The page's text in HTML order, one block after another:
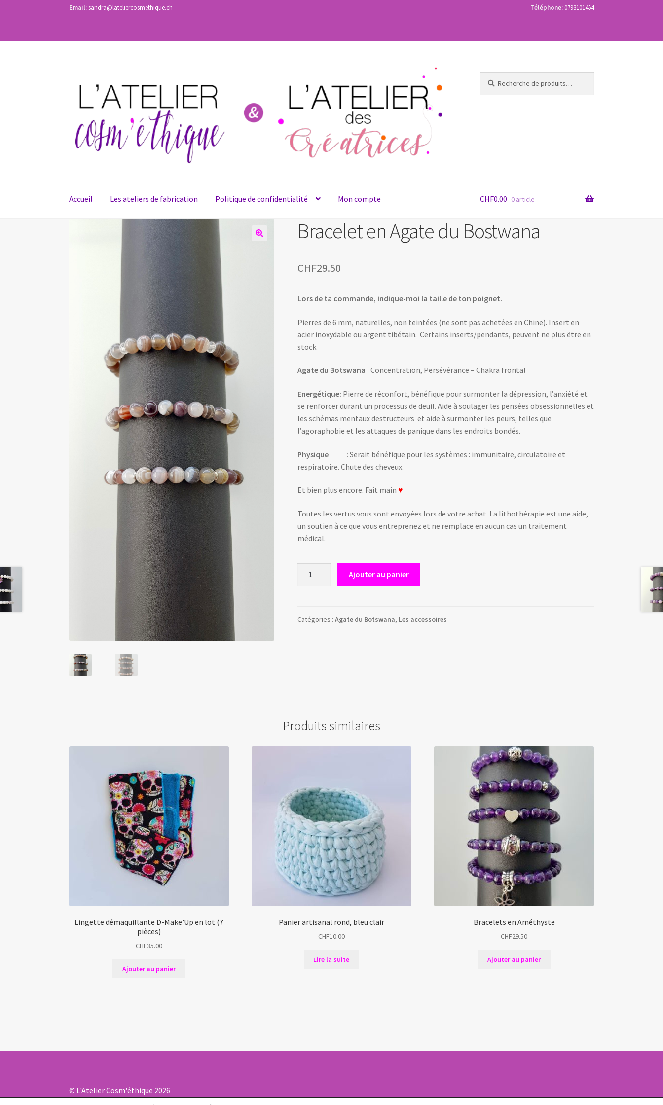
Email:sandra@lateliercosmethique.ch Téléphone: 0793101454
navigation
contenu
pour :
Accueil Les ateliers de fabrication Politique de confidentialité Mon compte CHF0.00 0 article
Bracelet en Agate du Bostwana
CHF29.50
Lors de ta commande, indique-moi la taille de ton poignet.
Pierres de 6 mm, naturelles, non teintées (ne sont pas achetées en Chine). Insert en
acier inoxydable ou argent tibétain. Certains inserts/pendants, peuvent ne plus être en
stock.
Agate du Botswana : Concentration, Persévérance – Chakra frontal
Energétique: Pierre de réconfort, bénéfique pour surmonter la dépression, l’anxiété et
se renforcer durant un processus de deuil. Aide à soulager les pensées obsessionnelles et
les schémas mentaux destructeurs et aide à surmonter les peurs, telles que
l’agoraphobie et les attaques de panique dans les endroits bondés.
Physique : Serait bénéfique pour les systèmes : immunitaire, circulatoire et
respiratoire. Chute des cheveux.
Et bien plus encore. Fait main ♥
Toutes les vertus vous sont envoyées lors de votre achat. La lithothérapie est une aide,
un soutien à ce que vous entreprenez et ne remplace en aucun cas un traitement
médical.
Agate
Ajouter au panier
r
Catégories : Agate du Botswana, Les accessoires
Produits similaires
Lingette démaquillante D-Make’Up en lot (7
pièces)
CHF35.00
Ajouter au panier
Panier artisanal rond, bleu clair
CHF10.00
Lire la suite
Bracelets en Améthyste
CHF29.50
Ajouter au panier
© L'Atelier Cosm'éthique 2026
Politique de confidentialité
Built with WooCommerce